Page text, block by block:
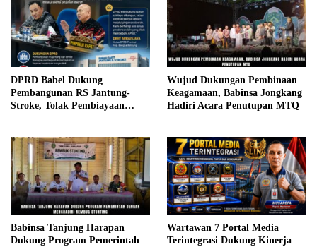
DPRD Babel Dukung
Pembangunan RS Jantung-
Stroke, Tolak Pembiayaan
Wujud Dukungan Pembinaan
Keagamaan, Babinsa Jongkang
Hadiri Acara Penutupan MTQ
Babinsa Tanjung Harapan
Dukung Program Pemerintah
Wartawan 7 Portal Media
Terintegrasi Dukung Kinerja